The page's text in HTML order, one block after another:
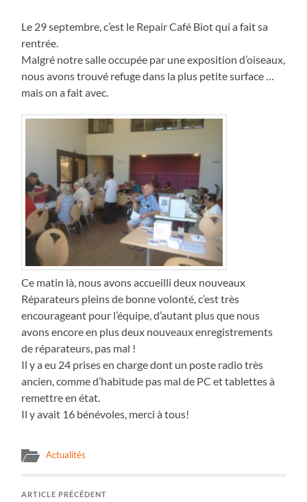
Le 29 septembre, c’est le Repair Café Biot qui a fait sa
rentrée.
Malgré notre salle occupée par une exposition d’oiseaux,
nous avons trouvé refuge dans la plus petite surface …
mais on a fait avec.
Ce matin là, nous avons accueilli deux nouveaux
Réparateurs pleins de bonne volonté, c’est très
encourageant pour l’équipe, d’autant plus que nous
avons encore en plus deux nouveaux enregistrements
de réparateurs, pas mal !
Il y a eu 24 prises en charge dont un poste radio très
ancien, comme d’habitude pas mal de PC et tablettes à
remettre en état.
Il y avait 16 bénévoles, merci à tous!
Actualités
ARTICLE PRÉCÉDENT